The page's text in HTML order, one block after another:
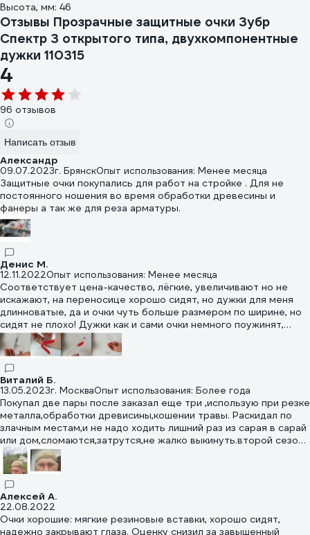
Высота, мм: 46
Отзывы Прозрачные защитные очки Зубр
Спектр 3 открытого типа, двухкомпонентные
дужки 110315
4
96 отзывов
Написать отзыв
Александр
09.07.2023г. БрянскОпыт использования: Менее месяца
Защитные очки покупались для работ на стройке . Для не
постоянного ношения во время обработки древесины и
фанеры а так же для реза арматуры.
Денис М.
12.11.2022Опыт использования: Менее месяца
Соответствует цена-качество, лёгкие, увеличивают но не
искажают, на переносице хорошо сидят, но дужки для меня
длинноватые, да и очки чуть больше размером по ширине, но
сидят не плохо! Дужки как и сами очки немного поужинят,
крепление на вид нормальное. Вообщем по цене все хорошо.
На счёт царапаются или затевают не скажу т.к. работал в
помещение и с гравером только.
Виталий Б.
13.05.2023г. МоскваОпыт использования: Более года
Покупал две пары после заказал еще три ,использую при резке
металла,обработки древисины,кошении травы. Раскидал по
злачным местам,и не надо ходить лишний раз из сарая в сарай
или дом,сломаются,затрутся,не жалко выкинуть.второй сезон
+ изредка использую и зимой,пока все целы.
Алексей A.
22.08.2022
Очки хорошие: мягкие резиновые вставки, хорошо сидят,
надежно закрывают глаза. Оценку снизил за завышенный